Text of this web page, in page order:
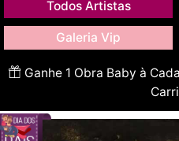
Todos Artistas
Galeria Vip
Ganhe 1 Obra Baby à